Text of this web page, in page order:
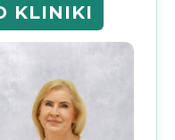
KLINIKI